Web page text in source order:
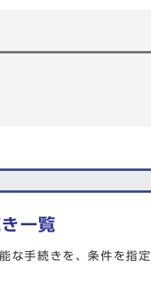
一覧
な手続きを、条件を指定